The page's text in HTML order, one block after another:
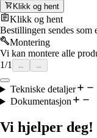
Klikk og hent
Klikk og hent
Bestillingen sendes
Montering
Vi kan montere alle
1/1 ← →
Tekniske detaljer
Dokumentasjon
Vi hjelper deg!